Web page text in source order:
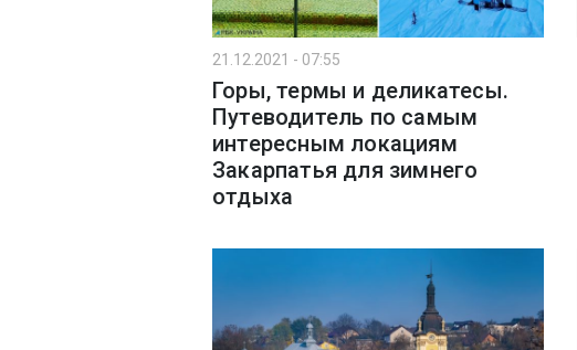
21.12.2021 - 07:55
Горы, термы и деликатесы.
Путеводитель по самым
интересным локациям
Закарпатья для зимнего
отдыха